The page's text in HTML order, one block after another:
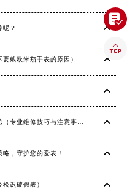
呢？
戴欧米茄手表的原因）
欧米茄手表机芯受损处理办法汇总（专业维修技巧与注意事项）
，守护您的爱表！
识破假表）

